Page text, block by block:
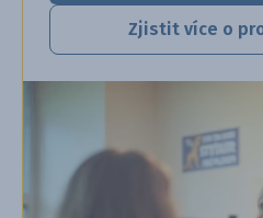
Zjistit více o